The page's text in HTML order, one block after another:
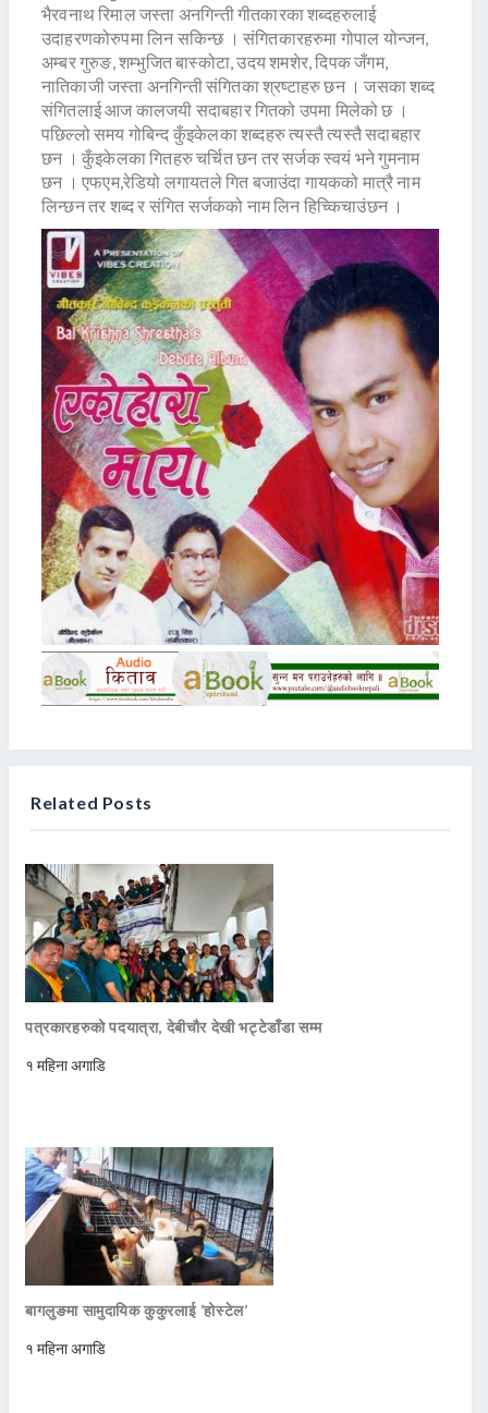
भैरवनाथ रिमाल जस्ता अनगिन्ती गीतकारका शब्दहरुलाई
उदाहरणकोरुपमा लिन सकिन्छ । संगितकारहरुमा गोपाल योन्जन,
अम्बर गुरुङ, शम्भुजित बास्कोटा, उदय शमशेर, दिपक जँगम,
नातिकाजी जस्ता अनगिन्ती संगितका श्रष्टाहरु छन । जसका शब्द
संगितलाई आज कालजयी सदाबहार गितको उपमा मिलेको छ ।
पछिल्लो समय गोबिन्द कुँइकेलका शब्दहरु त्यस्तै त्यस्तै सदाबहार
छन । कुँइकेलका गितहरु चर्चित छन तर सर्जक स्वयं भने गुमनाम
छन । एफएम,रेडियो लगायतले गित बजाउंदा गायकको मात्रै नाम
लिन्छन तर शब्द र संगित सर्जकको नाम लिन हिच्किचाउंछन ।
Related Posts
पत्रकारहरुको पदयात्रा, देबीचौर देखी भट्टेडाँडा सम्म
१ महिना अगाडि
बागलुङमा सामुदायिक कुकुरलाई ‘होस्टेल’
१ महिना अगाडि